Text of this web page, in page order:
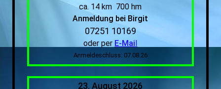
ca. 14 km 700 hm
Anmeldung bei Birgit
07251 10169
oder per E-Mail
Anmeldeschluss: 07.08.26
23. August 2026